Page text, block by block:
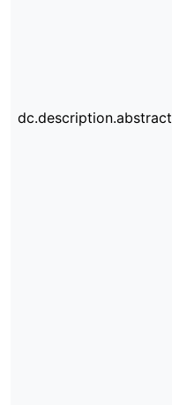
dc.description.abstract